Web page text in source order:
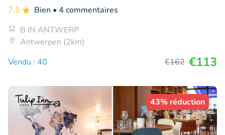
7.5 Bien • 4 commentaires
B IN ANTWERP
Antwerpen (2km)
Vendu : 40
€162 €113
43% réduction